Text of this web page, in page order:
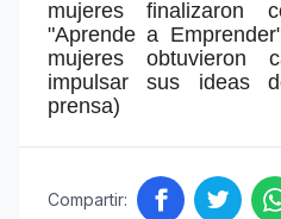
mujeres finalizaron
"Aprende a
mujeres obtuvieron
impulsar sus ideas
prensa)
Compartir: